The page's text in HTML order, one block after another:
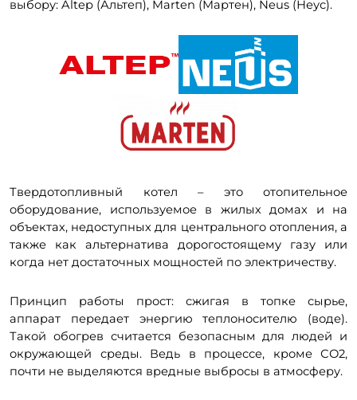
выбору: Altep (Альтеп), Marten (Мартен), Neus (Неус).
Твердотопливный котел – это отопительное
оборудование, используемое в жилых домах и на
объектах, недоступных для центрального отопления, а
также как альтернатива дорогостоящему газу или
когда нет достаточных мощностей по электричеству.
Принцип работы прост: сжигая в топке сырье,
аппарат передает энергию теплоносителю (воде).
Такой обогрев считается безопасным для людей и
окружающей среды. Ведь в процессе, кроме СО2,
почти не выделяются вредные выбросы в атмосферу.